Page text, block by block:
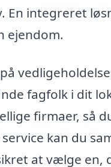
En integreret
ejendom.
fagfolk i dit
firmaer, så
kan du
at vælge en,